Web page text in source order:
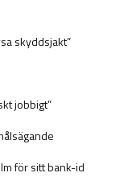
skyddsjakt”
jobbigt”
för sitt bank-id